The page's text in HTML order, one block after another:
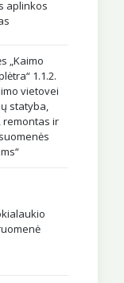
aplinkos
„Kaimo
1.1.2.
vietovei
statyba,
ir